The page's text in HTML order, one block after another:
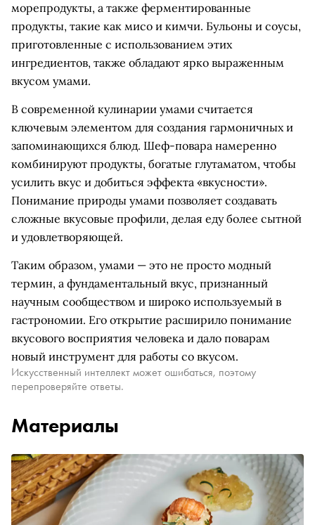
морепродукты, а также ферментированные
продукты, такие как мисо и кимчи. Бульоны и соусы,
приготовленные с использованием этих
ингредиентов, также обладают ярко выраженным
вкусом умами.
В современной кулинарии умами считается
ключевым элементом для создания гармоничных и
запоминающихся блюд. Шеф-повара намеренно
комбинируют продукты, богатые глутаматом, чтобы
усилить вкус и добиться эффекта «вкусности».
Понимание природы умами позволяет создавать
сложные вкусовые профили, делая еду более сытной
и удовлетворяющей.
Таким образом, умами — это не просто модный
термин, а фундаментальный вкус, признанный
научным сообществом и широко используемый в
гастрономии. Его открытие расширило понимание
вкусового восприятия человека и дало поварам
новый инструмент для работы со вкусом.
Искусственный интеллект может ошибаться, поэтому
перепроверяйте ответы.
Материалы